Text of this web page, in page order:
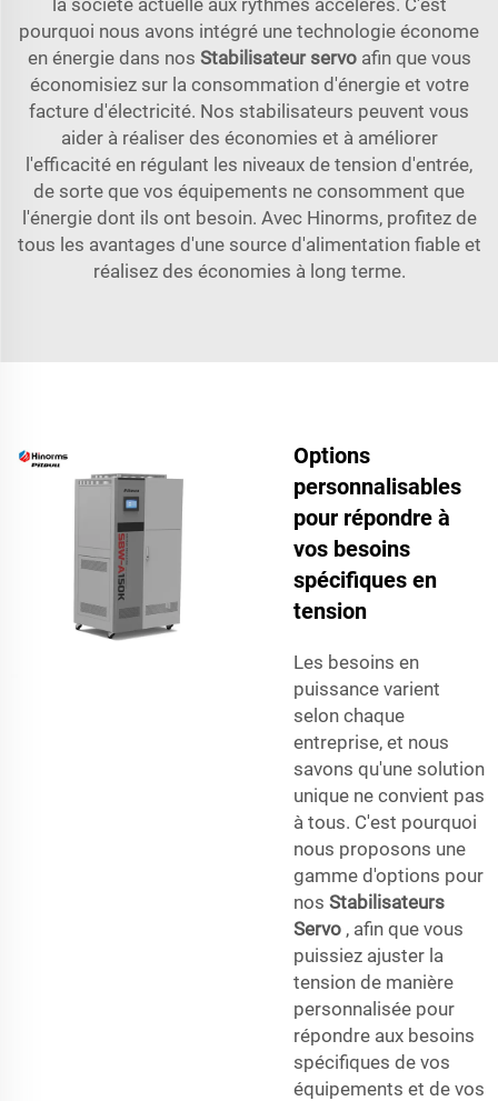
pourquoi nous avons intégré une technologie économe
en énergie dans nos Stabilisateur servo afin que vous
économisiez sur la consommation d'énergie et votre
facture d'électricité. Nos stabilisateurs peuvent vous
aider à réaliser des économies et à améliorer
l'efficacité en régulant les niveaux de tension d'entrée,
de sorte que vos équipements ne consomment que
l'énergie dont ils ont besoin. Avec Hinorms, profitez de
tous les avantages d'une source d'alimentation fiable et
réalisez des économies à long terme.
Options
personnalisables
pour répondre à
vos besoins
spécifiques en
tension
Les besoins en
puissance varient
selon chaque
entreprise, et nous
savons qu'une solution
unique ne convient pas
à tous. C'est pourquoi
nous proposons une
gamme d'options pour
nos Stabilisateurs
Servo , afin que vous
puissiez ajuster la
tension de manière
personnalisée pour
répondre aux besoins
spécifiques de vos
équipements et de vos